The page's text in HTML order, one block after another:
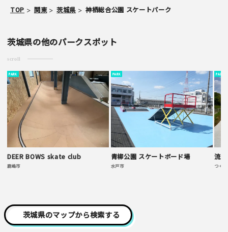
ご注意事項
・簡単なご感想の場合はコメント掲示板をご利用下さい。
・一方的な誹謗中傷の内容は掲載いたしかねます。
TOP 関東 茨城県 神栖総合公園 スケートパーク
茨城県の他のパークスポット
scroll
PARK
DEER BOWS skate club
鹿嶋市
PARK
青柳公園 スケートボード場
水戸市
PARK
流
つく
茨城県のマップから検索する